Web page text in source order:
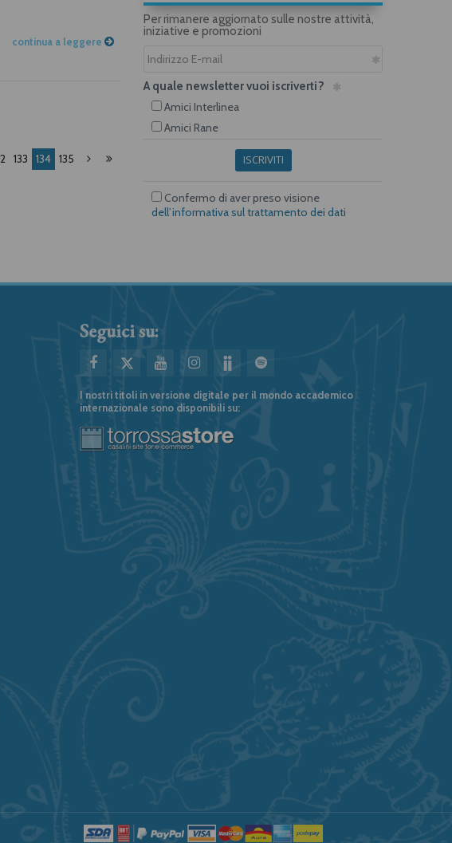
continua a leggere
133 134 135
Per rimanere aggiornato sulle nostre attività,
iniziative e promozioni
A quale newsletter vuoi iscriverti?
Amici Interlinea
Amici Rane
ISCRIVITI
Confermo di aver preso visione
dell’informativa sul trattamento dei dati
Seguici su:
I nostri titoli in versione digitale per il mondo accademico
internazionale sono disponibili su: